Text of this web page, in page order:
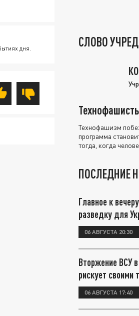
дня. СЛОВО
Технофашизм
программа
тогда, когда
ПОСЛЕДНИЕ
Главное к
разведку для
06 АВГУСТА 20:30
Вторжение ВСУ
рискует своими
06 АВГУСТА 17:40